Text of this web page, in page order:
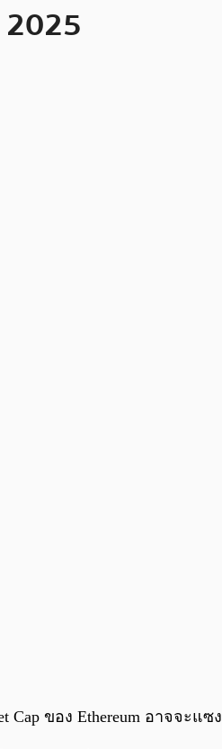
ของ Ethereum อาจจะแซง